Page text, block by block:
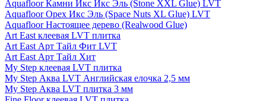
Aquafloor Камни Икс Икс Эль (Stone XXL Glue) LVT
Aquafloor Орех Икс Эль (Space Nuts XL Glue) LVT
Aquafloor Настоящее дерево (Realwood Glue)
Art East клеевая LVT плитка
Art East Арт Тайл Фит LVT
Art East Арт Тайл Хит
My Step клеевая LVT плитка
My Step Аква LVT Английская елочка 2,5 мм
My Step Аква LVT плитка 3 мм